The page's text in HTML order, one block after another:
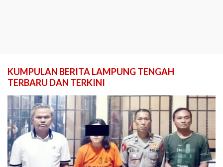
KUMPULAN BERITA LAMPUNG TENGAH
TERBARU DAN TERKINI